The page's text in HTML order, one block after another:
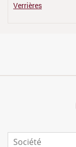
Verrières